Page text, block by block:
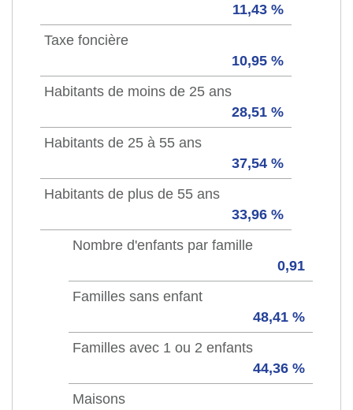
11,43 %
Taxe foncière
10,95 %
Habitants de moins de 25 ans
28,51 %
Habitants de 25 à 55 ans
37,54 %
Habitants de plus de 55 ans
33,96 %
Nombre d'enfants par famille
0,91
Familles sans enfant
48,41 %
Familles avec 1 ou 2 enfants
44,36 %
Maisons